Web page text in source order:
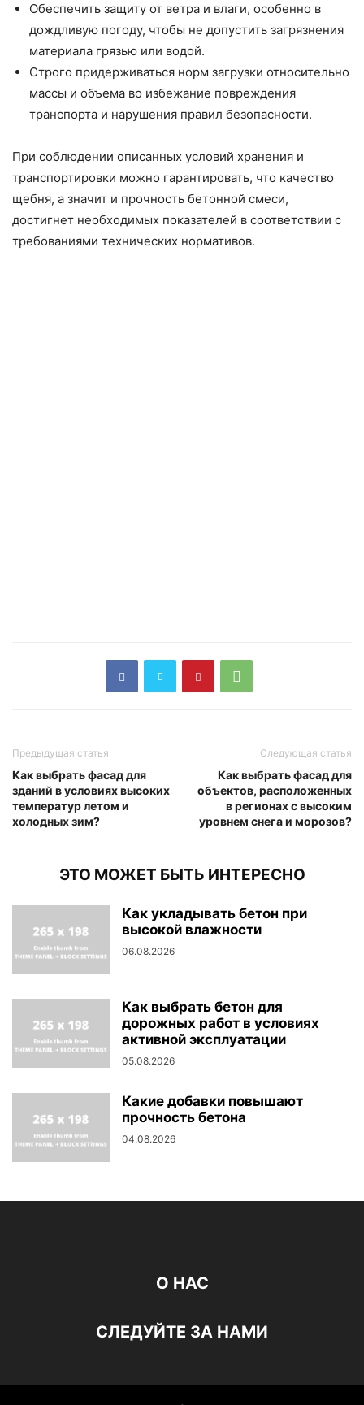
Обеспечить защиту от ветра и влаги, особенно в
дождливую погоду, чтобы не допустить загрязнения
материала грязью или водой.
Строго придерживаться норм загрузки относительно
массы и объема во избежание повреждения
транспорта и нарушения правил безопасности.
При соблюдении описанных условий хранения и
транспортировки можно гарантировать, что качество
щебня, а значит и прочность бетонной смеси,
достигнет необходимых показателей в соответствии с
требованиями технических нормативов.
Предыдущая статья
Как выбрать фасад для
зданий в условиях высоких
температур летом и
холодных зим?
Следующая статья
Как выбрать фасад для
объектов, расположенных
в регионах с высоким
уровнем снега и морозов?
ЭТО МОЖЕТ БЫТЬ ИНТЕРЕСНО
Как укладывать бетон при
высокой влажности
06.08.2026
Как выбрать бетон для
дорожных работ в условиях
активной эксплуатации
05.08.2026
Какие добавки повышают
прочность бетона
04.08.2026
О НАС
СЛЕДУЙТЕ ЗА НАМИ